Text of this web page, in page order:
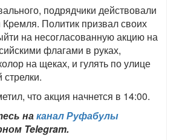
подрядчики действовали
Политик призвал своих
на несогласованную акцию на
флагами в руках,
на щеках, и гулять по улице
стрелки.
что акция начнется в 14:00.
наканал Руфабулы
Telegram.